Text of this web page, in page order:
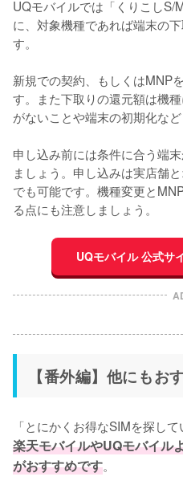
UQモバイルでは「くりこしS/
に、対象機種であれば端末の
す。
新規での契約、もしくはMNP
す。また下取りの還元額は機
がないことや端末の初期化など
申し込み前には条件に合う端
ましょう。申し込みは実店舗
でも可能です。機種変更と
る点にも注意しましょう。
UQモバイル 公式サ
【番外編】他にもお
「とにかくお得なSIMを探し
楽天モバイルやUQモバイル
がおすすめです。